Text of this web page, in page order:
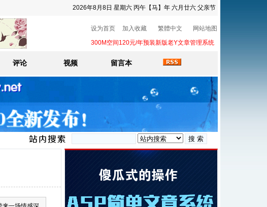
2026年8月8日 星期六 丙午【马】年 六月廿六 父亲节
设为首页 加入收藏 繁體中文
网站地图
300M空间120元/年预装新版老Y文章管理系统
评论 视频 留言本